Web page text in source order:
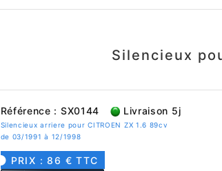
Silencieux
Référence : SX0144 Livraison 5j
Silencieux arriere pour CITROEN ZX 1.6 89cv
de 03/1991 à 12/1998
PRIX : 86 € TTC